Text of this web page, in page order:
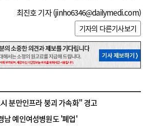
최진호 기자 (jinho6346@dailymedi.com)
기자의 다른기사보기
분만인프라 붕괴 가속화" 경고
예인여성병원도 '폐업'